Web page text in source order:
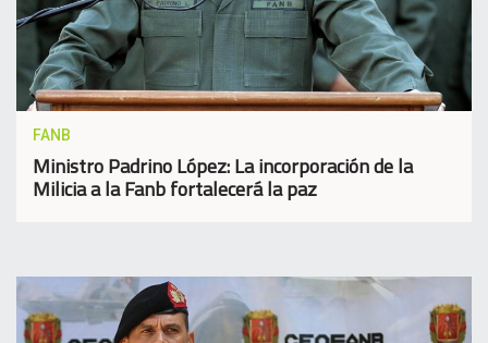
FANB
Ministro Padrino López: La incorporación de la
Milicia a la Fanb fortalecerá la paz